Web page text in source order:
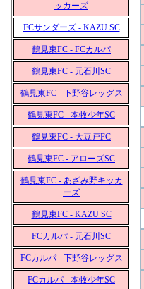
ッカーズ
FCサンダーズ - KAZU SC
鶴見東FC - FCカルパ
鶴見東FC - 元石川SC
鶴見東FC - 下野谷レッグス
鶴見東FC - 本牧少年SC
鶴見東FC - 大豆戸FC
鶴見東FC - アローズSC
鶴見東FC - あざみ野キッカ
ーズ
鶴見東FC - KAZU SC
FCカルパ - 元石川SC
FCカルパ - 下野谷レッグス
FCカルパ - 本牧少年SC